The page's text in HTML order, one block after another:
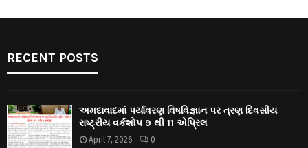
RECENT POSTS
અમદાવાદમાં પર્યાવરણ વિષવિજ્ઞાન પર ત્રણ દિવસીય
રાષ્ટ્રીય વર્કશોપ 9 થી 11 એપ્રિલ
April 7, 2026 0